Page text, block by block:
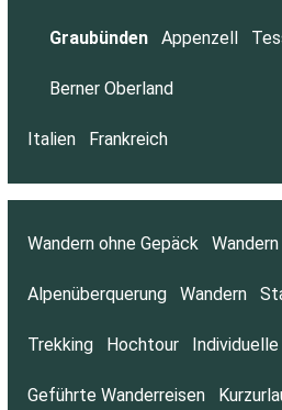
Graubünden Appenzell
Berner Oberland
Italien Frankreich
Wandern ohne Gepäck
Alpenüberquerung Wandern
Trekking Hochtour Individuelle
Geführte Wanderreisen